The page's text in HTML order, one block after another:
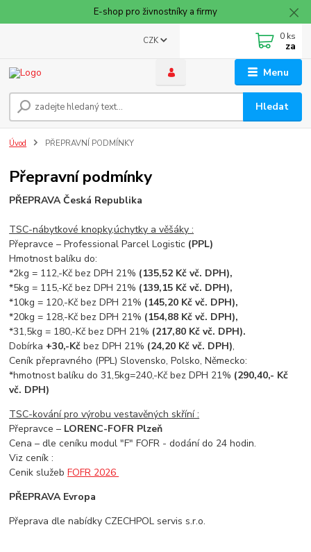
E-shop pro živnostníky a firmy
Menu
CZK
Hledat
0 ks
za
Úvod PŘEPRAVNÍ PODMÍNKY
Přepravní podmínky
PŘEPRAVA Česká Republika
TSC-nábytkové knopky,úchytky a věšáky :
Přepravce – Professional Parcel Logistic (PPL)
Hmotnost balíku do:
*2kg = 112,-Kč bez DPH 21% (135,52 Kč vč. DPH),
*5kg = 115,-Kč bez DPH 21% (139,15 Kč vč. DPH),
*10kg = 120,-Kč bez DPH 21% (145,20 Kč vč. DPH),
*20kg = 128,-Kč bez DPH 21% (154,88 Kč vč. DPH),
*31,5kg = 180,-Kč bez DPH 21% (217,80 Kč vč. DPH).
Dobírka +30,-Kčbez DPH 21% (24,20 Kč vč. DPH),
Ceník přepravného (PPL) Slovensko, Polsko, Německo:
*hmotnost balíku do 31,5kg=240,-Kč bez DPH 21% (290,40,- Kč
vč. DPH)
TSC-kování pro výrobu vestavěných skříní :
Přepravce – LORENC-FOFR Plzeň
Cena – dle ceníku modul "F" FOFR - dodání do 24 hodin.
Viz ceník :
Cenik služebFOFR 2026
PŘEPRAVA Evropa
Přeprava dle nabídky CZECHPOL servis s.r.o.